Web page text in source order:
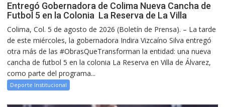
Entregó Gobernadora de Colima Nueva Cancha de
Futbol 5 en la Colonia La Reserva de La Villa
Colima, Col. 5 de agosto de 2026 (Boletín de Prensa). – La tarde
de este miércoles, la gobernadora Indira Vizcaíno Silva entregó
otra más de las #ObrasQueTransforman la entidad: una nueva
cancha de futbol 5 en la colonia La Reserva en Villa de Álvarez,
como parte del programa...
Deporte Institucional